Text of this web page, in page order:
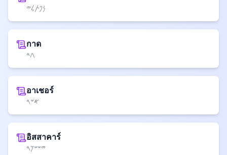
𐤍𐤐𐤕𐤋𐤉
กาด
𐤂𐤃
อาเชอร์
𐤀𐤔𐤓
อิสสาคาร์
𐤉𐤔𐤔𐤊𐤓